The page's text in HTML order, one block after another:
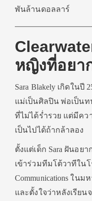
พันล้านดอลลาร์
หญิงที่อยา
Sara Blakely เกิดในปี
แม่เป็นศิลปิน พ่อเป็น
ที่ไม่ได้ร่ำรวย แต่มีค
เป็นไปได้ถ้ากล้าลอง
ตั้งแต่เด็ก Sara ฝันอย
เข้าร่วมทีมโต้วาทีในโ
Communications ในม
และตั้งใจว่าหลังเรียน